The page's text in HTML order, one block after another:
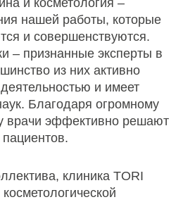
и косметология –
нашей работы, которые
и совершенствуются.
– признанные эксперты в
из них активно
и имеет
Благодаря огромному
врачи эффективно решают
пациентов.
клиника TORI